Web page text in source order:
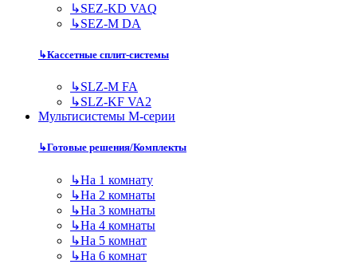
↳SEZ-KD VAQ
↳SEZ-M DA
↳Кассетные сплит-системы
↳SLZ-M FA
↳SLZ-KF VA2
Мультисистемы M-серии
↳Готовые решения/Комплекты
↳На 1 комнату
↳На 2 комнаты
↳На 3 комнаты
↳На 4 комнаты
↳На 5 комнат
↳На 6 комнат